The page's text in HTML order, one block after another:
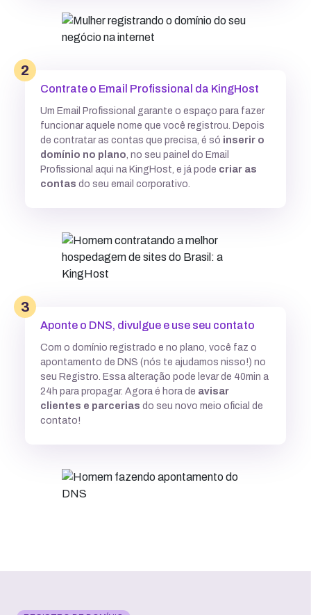
2
Contrate o Email Profissional da KingHost
Um Email Profissional garante o espaço para fazer
funcionar aquele nome que você registrou. Depois
de contratar as contas que precisa, é só inserir o
domínio no plano , no seu painel do Email
Profissional aqui na KingHost, e já pode criar as
contas do seu email corporativo.
3
Aponte o DNS, divulgue e use seu contato
Com o domínio registrado e no plano, você faz o
apontamento de DNS (nós te ajudamos nisso!) no
seu Registro. Essa alteração pode levar de 40min a
24h para propagar. Agora é hora de avisar
clientes e parcerias do seu novo meio oficial de
contato!